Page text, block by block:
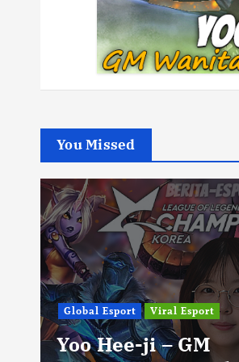
You Missed
Global Esport Viral Esport
Yoo Hee-ji – GM